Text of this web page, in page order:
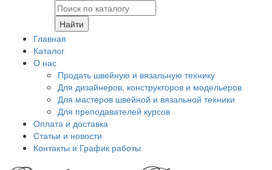
Найти
Главная
Каталог
О нас
Продать швейную и вязальную технику
Для дизайнеров, конструкторов и модельеров
Для мастеров швейной и вязальной техники
Для преподавателей курсов
Оплата и доставка
Статьи и новости
Контакты и График работы